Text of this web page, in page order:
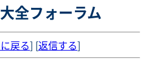
全フォーラム
戻る] [返信する]